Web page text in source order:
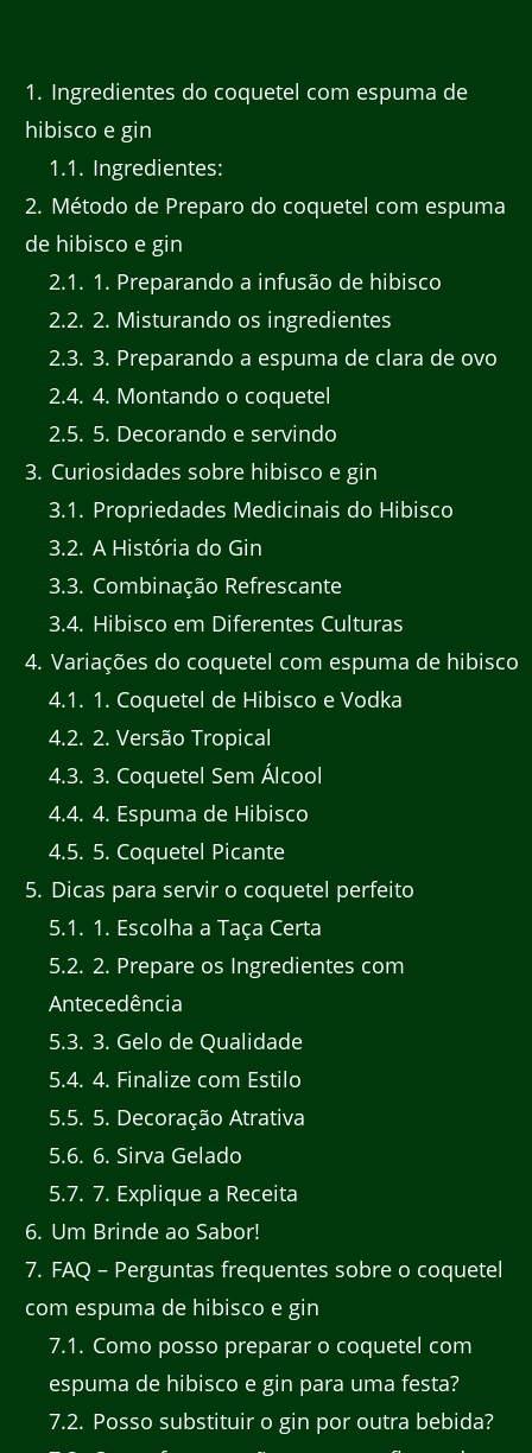
1
Ingredientes do coquetel com espuma de
hibisco e gin
1.1
Ingredientes:
2 Método de Preparo do coquetel com espuma
de hibisco e gin
2.1
1. Preparando a infusão de hibisco
2.2 2. Misturando os ingredientes
2.3 3. Preparando a espuma de clara de ovo
2.4 4. Montando o coquetel
2.5 5. Decorando e servindo
3 Curiosidades sobre hibisco e gin
3.1
Propriedades Medicinais do Hibisco
3.2 A História do Gin
3.3 Combinação Refrescante
3.4 Hibisco em Diferentes Culturas
4 Variações do coquetel com espuma de hibisco
4.1
1. Coquetel de Hibisco e Vodka
4.2 2. Versão Tropical
4.3 3. Coquetel Sem Álcool
4.4 4. Espuma de Hibisco
4.5 5. Coquetel Picante
5 Dicas para servir o coquetel perfeito
5.1
1. Escolha a Taça Certa
5.2 2. Prepare os Ingredientes com
Antecedência
5.3 3. Gelo de Qualidade
5.4 4. Finalize com Estilo
5.5 5. Decoração Atrativa
5.6 6. Sirva Gelado
5.7 7. Explique a Receita
6 Um Brinde ao Sabor!
7 FAQ – Perguntas frequentes sobre o coquetel
com espuma de hibisco e gin
7.1
Como posso preparar o coquetel com
espuma de hibisco e gin para uma festa?
7.2 Posso substituir o gin por outra bebida?